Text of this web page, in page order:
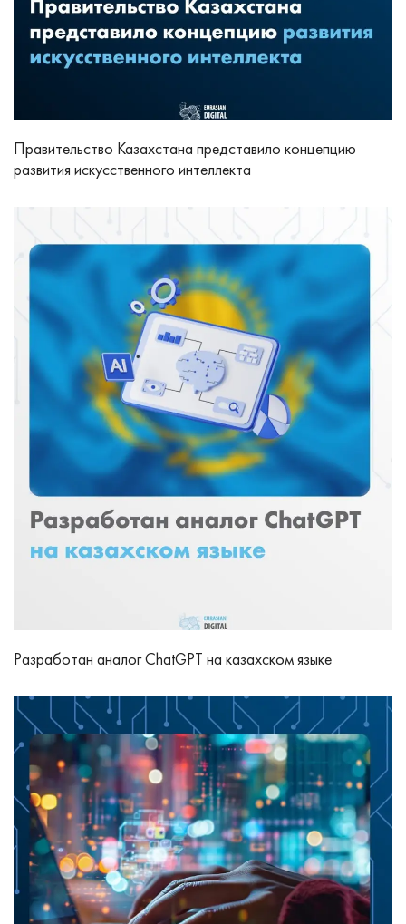
Правительство Казахстана представило концепцию
развития искусственного интеллекта
Разработан аналог ChatGPT на казахском языке